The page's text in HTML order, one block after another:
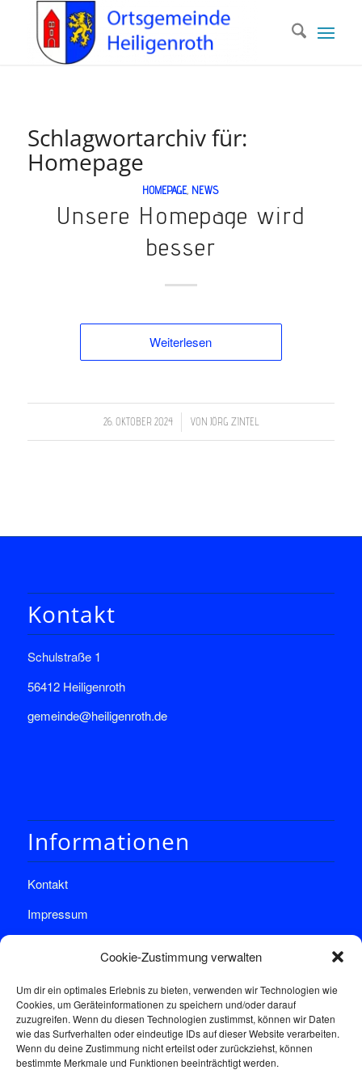
Cookie-Zustimmung verwalten
Um dir ein optimales Erlebnis zu bieten, verwenden wir Technologien wie
Cookies, um Geräteinformationen zu speichern und/oder darauf
zuzugreifen. Wenn du diesen Technologien zustimmst, können wir Daten
wie das Surfverhalten oder eindeutige IDs auf dieser Website verarbeiten.
Wenn du deine Zustimmung nicht erteilst oder zurückziehst, können
bestimmte Merkmale und Funktionen beeinträchtigt werden.
Schlagwortarchiv für:
Homepage
HOMEPAGE, NEWS
Unsere Homepage wird
besser
Weiterlesen
26. OKTOBER 2024
/ VON JÖRG ZINTEL
Kontakt
Schulstraße 1
56412 Heiligenroth
gemeinde@heiligenroth.de
Informationen
Kontakt
Impressum
Sprechstunde